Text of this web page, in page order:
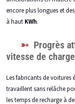
encore plus longues et
à haut KWh.
Progrès
vitesse de charge
Les fabricants de voitures
travaillent sans relâche
les temps de recharge à